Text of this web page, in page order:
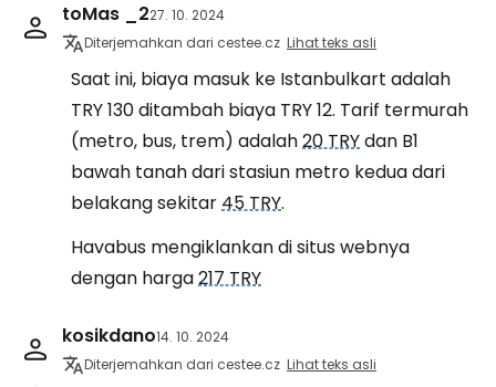
toMas _227. 10. 2024
Diterjemahkan dari cestee.cz Lihat teks asli
Saat ini, biaya masuk ke Istanbulkart adalah
TRY 130 ditambah biaya TRY 12. Tarif termurah
(metro, bus, trem) adalah20 TRYdan B1
bawah tanah dari stasiun metro kedua dari
belakang sekitar45 TRY.
Havabus mengiklankan di situs webnya
dengan harga217 TRY
kosikdano14. 10. 2024
Diterjemahkan dari cestee.cz Lihat teks asli